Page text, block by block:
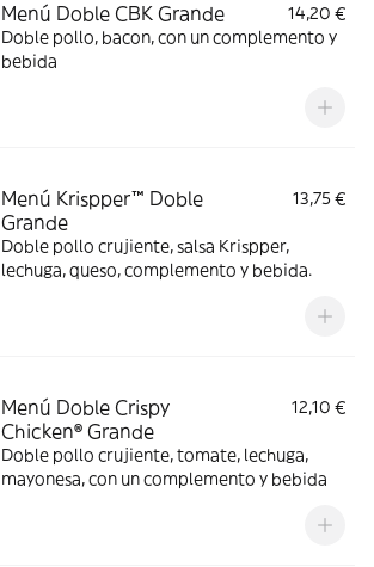
Menú Doble CBK Grande
14,20 €
Doble pollo, bacon, con un complemento y
bebida
Menú Krispper™ Doble
Grande
13,75 €
Doble pollo crujiente, salsa Krispper,
lechuga, queso, complemento y bebida.
Menú Doble Crispy
Chicken® Grande
12,10 €
Doble pollo crujiente, tomate, lechuga,
mayonesa, con un complemento y bebida